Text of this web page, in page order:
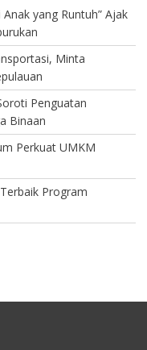
yang Runtuh” Ajak
Minta
Penguatan
Binaan
Perkuat UMKM
Program